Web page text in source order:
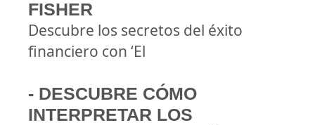
FISHER
Descubre los secretos del éxito
financiero con ‘El
- DESCUBRE CÓMO
INTERPRETAR LOS